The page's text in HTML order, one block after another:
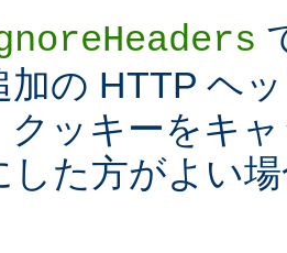
加の HTTP ヘ
クッキーをキ
した方がよい